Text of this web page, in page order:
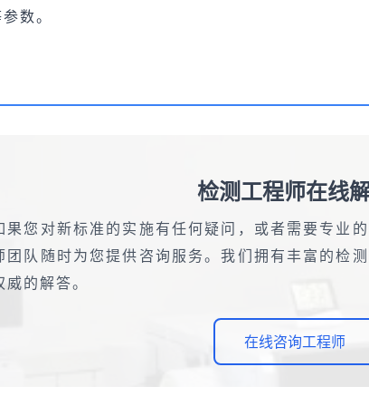
数。
检测工程师在线
果您对新标准的实施有任何疑问，或者需要专业
团队随时为您提供咨询服务。我们拥有丰富的检
威的解答。
在线咨询工程师